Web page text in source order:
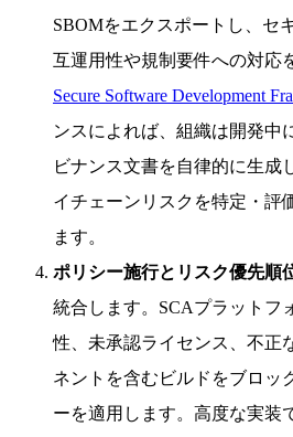
SBOMをエクスポートし、セ
互運用性や規制要件への対応
Secure Software Development
ンスによれば、組織は開発中
ビナンス文書を自律的に生成
イチェーンリスクを特定・評
ます。
ポリシー施行とリスク優先順
統合します。SCAプラットフ
性、未承認ライセンス、不正
ネントを含むビルドをブロッ
ーを適用します。高度な実装